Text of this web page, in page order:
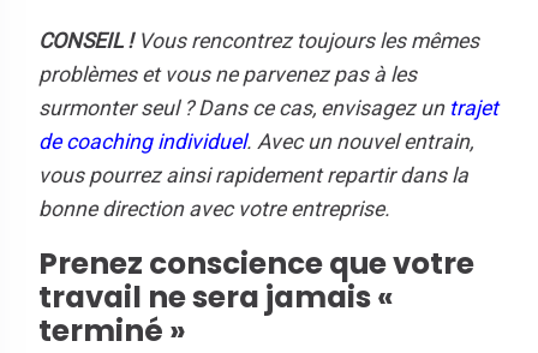
CONSEIL !Vous rencontrez toujours les mêmes
problèmes et vous ne parvenez pas à les
surmonter seul ? Dans ce cas, envisagez un trajet
de coaching individuel. Avec un nouvel entrain,
vous pourrez ainsi rapidement repartir dans la
bonne direction avec votre entreprise.
Prenez conscience que votre
travail ne sera jamais «
terminé »